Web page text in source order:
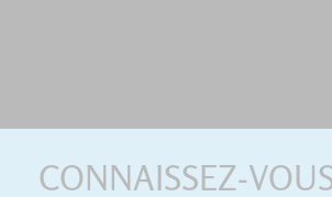
CONNAISSEZ-